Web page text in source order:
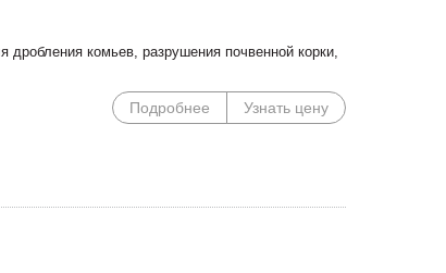
комьев, разрушения почвенной корки,
Подробнее Узнать цену